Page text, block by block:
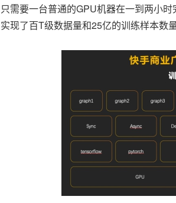
只需要一台普通的GPU机器在一到两小
实现了百T级数据量和25亿的训练样本数量